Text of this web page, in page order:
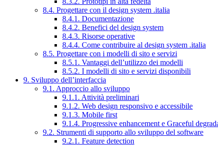
8.4. Progettare con il design system .italia
8.4.1. Documentazione
8.4.2. Benefici del design system
8.4.3. Risorse operative
8.4.4. Come contribuire al design system .italia
8.5. Progettare con i modelli di sito e servizi
8.5.1. Vantaggi dell’utilizzo dei modelli
8.5.2. I modelli di sito e servizi disponibili
9. Sviluppo dell’interfaccia
9.1. Approccio allo sviluppo
9.1.1. Attività preliminari
9.1.2. Web design responsivo e accessibile
9.1.3. Mobile first
9.1.4. Progressive enhancement e Graceful
9.2. Strumenti di supporto allo sviluppo del software
9.2.1. Feature detection